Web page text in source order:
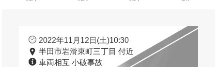
2022年11月12日(土)10:30
半田市岩滑東町三丁目 付近
車両相互 小破事故